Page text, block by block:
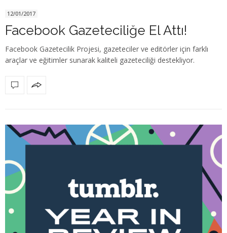
12/01/2017
Facebook Gazeteciliğe El Attı!
Facebook Gazetecilik Projesi, gazeteciler ve editörler için farklı
araçlar ve eğitimler sunarak kaliteli gazeteciliği destekliyor.